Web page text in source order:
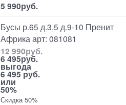
5 990руб.
Бусы р.65 д.3,5 д.9-10 Пренит
Африка арт: 081081
12 990руб.
6 495руб.
выгода
6 495 руб.
или
50%
Скидка 50%